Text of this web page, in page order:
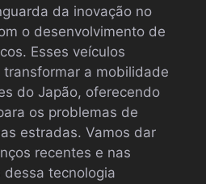
da inovação no
o desenvolvimento de
Esses veículos
a mobilidade
do Japão, oferecendo
os problemas de
estradas. Vamos dar
recentes e nas
tecnologia